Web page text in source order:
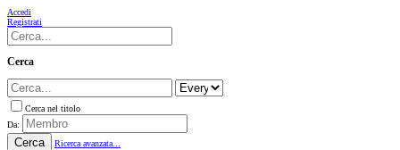
Accedi
Registrati
Cerca
Cerca nel titolo
Da:
Cerca Ricerca avanzata...